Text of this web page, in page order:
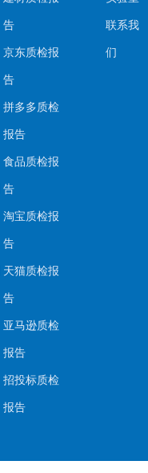
告
京东质检报
告
拼多多质检
报告
食品质检报
告
淘宝质检报
告
天猫质检报
告
亚马逊质检
报告
招投标质检
报告
联系我
们